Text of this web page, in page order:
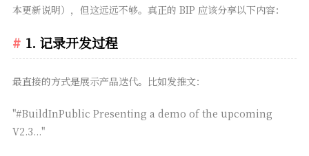
本更新说明），但这远远不够。真正的 BIP 应该分享以下内容：
1. 记录开发过程
最直接的方式是展示产品迭代。比如发推文：
"#BuildInPublic Presenting a demo of the upcoming
V2.3..."